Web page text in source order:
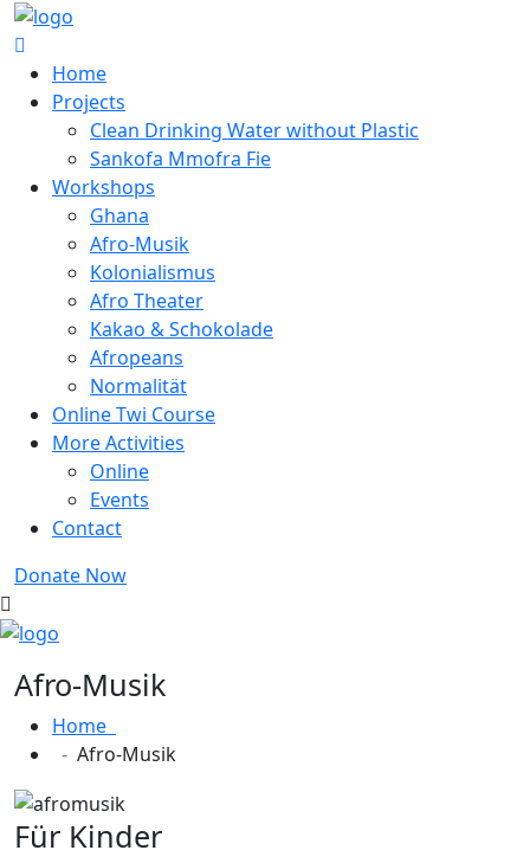
Home
Projects
Clean Drinking Water without Plastic
Sankofa Mmofra Fie
Workshops
Ghana
Afro-Musik
Kolonialismus
Afro Theater
Kakao & Schokolade
Afropeans
Normalität
Online Twi Course
More Activities
Online
Events
Contact
Donate Now
Afro-Musik
Home
Afro-Musik
Für Kinder